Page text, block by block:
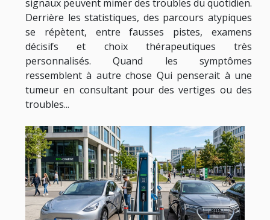
signaux peuvent mimer des troubles du quotidien.
Derrière les statistiques, des parcours atypiques
se répètent, entre fausses pistes, examens
décisifs et choix thérapeutiques très
personnalisés. Quand les symptômes
ressemblent à autre chose Qui penserait à une
tumeur en consultant pour des vertiges ou des
troubles...